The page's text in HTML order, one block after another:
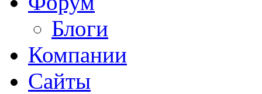
Блоги
Компании
Сайты